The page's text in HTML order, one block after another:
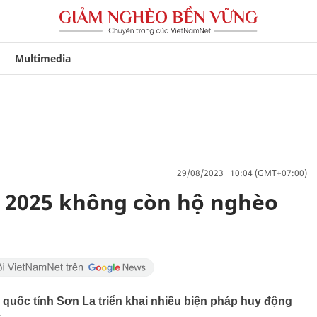
Multimedia
29/08/2023 10:04 (GMT+07:00)
không còn hộ nghèo
tỉnh Sơn La triển khai nhiều biện pháp huy động